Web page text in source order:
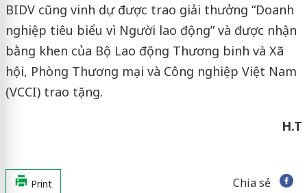
BIDV cũng vinh dự được trao giải thưởng “Doanh
nghiệp tiêu biểu vì Người lao động” và được nhận
bằng khen của Bộ Lao động Thương binh và Xã
hội, Phòng Thương mại và Công nghiệp Việt Nam
(VCCI) trao tặng.
H.T
Print Chia sẻ